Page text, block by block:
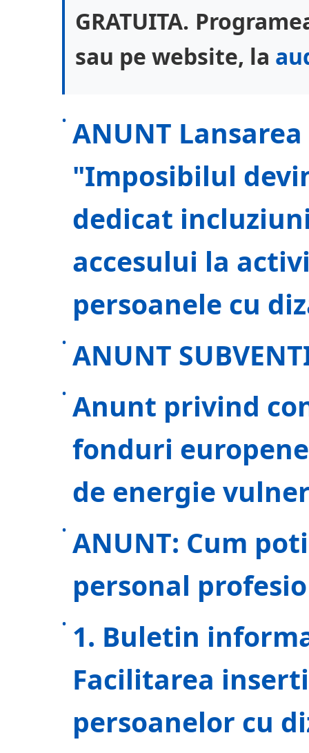
GRATUITA.
sau pe website, la
ANUNT
"Imposibilul
dedicat
accesului la
persoanele cu
ANUNT
Anunt privind
fonduri
de energie
ANUNT: Cum
personal
1. Buletin
Facilitarea
persoanelor cu